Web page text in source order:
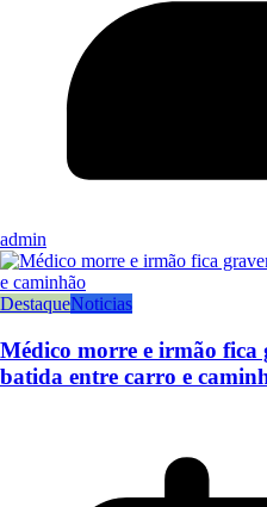
admin
DestaqueNoticias
Médico morre e irmão fica
batida entre carro e